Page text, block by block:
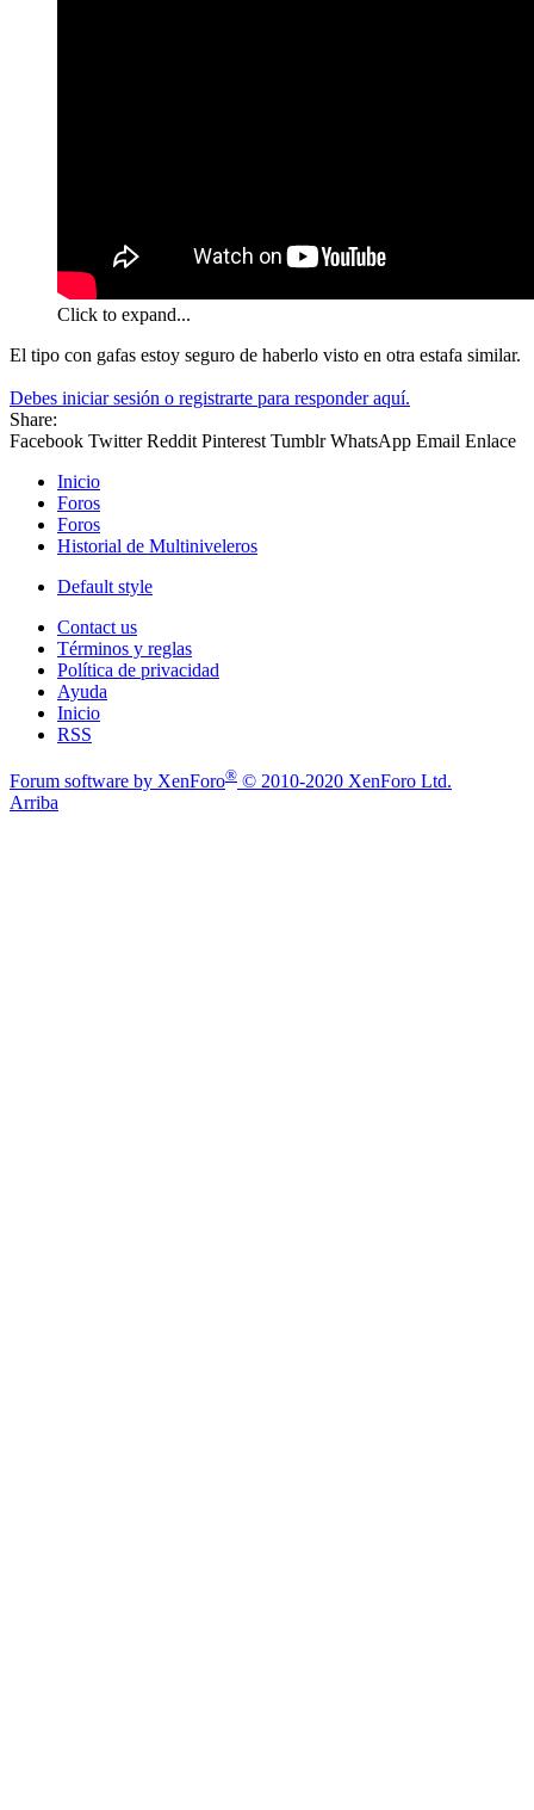
Click to expand...
El tipo con gafas estoy seguro de haberlo visto en otra estafa similar.
Debes iniciar sesión o registrarte para responder aquí.
Share:
Facebook Twitter Reddit Pinterest Tumblr WhatsApp Email Enlace
Inicio
Foros
Foros
Historial de Multiniveleros
Default style
Contact us
Términos y reglas
Política de privacidad
Ayuda
Inicio
RSS
Forum software by XenForo® © 2010-2020 XenForo Ltd.
Arriba